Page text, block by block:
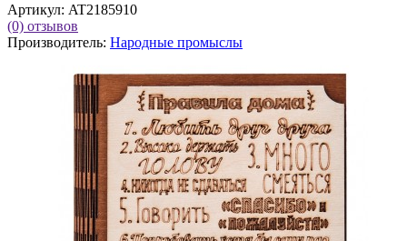
Артикул: AT2185910
(0) отзывов
Производитель: Народные промыслы